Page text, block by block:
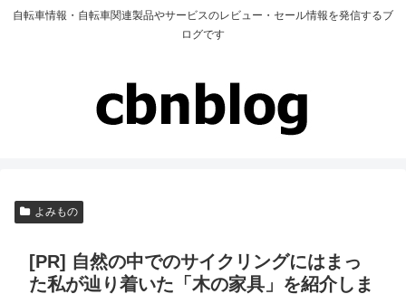
自転車情報・自転車関連製品やサービスのレビュー・セール情報を発信するブ
ログです
よみもの
[PR] 自然の中でのサイクリングにはまっ
た私が辿り着いた「木の家具」を紹介しま